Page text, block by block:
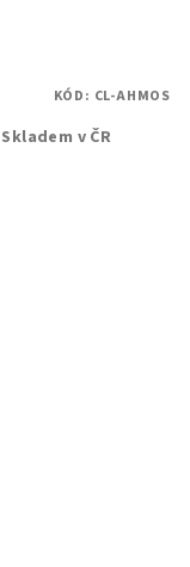
Skladem v ČR
KÓD: CL-AHMOS